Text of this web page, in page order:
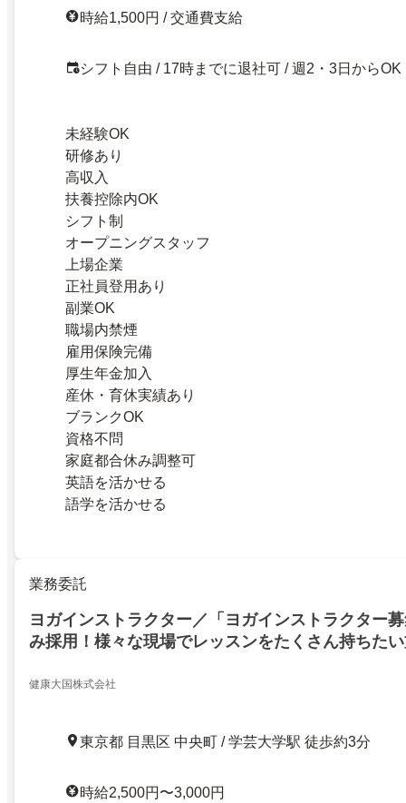
時給1,500円 / 交通費支給
シフト自由 / 17時までに退社可 / 週2・3日からOK
未経験OK
研修あり
高収入
扶養控除内OK
シフト制
オープニングスタッフ
上場企業
正社員登用あり
副業OK
職場内禁煙
雇用保険完備
厚生年金加入
産休・育休実績あり
ブランクOK
資格不問
家庭都合休み調整可
英語を活かせる
語学を活かせる
業務委託
ヨガインストラクター／「ヨガインストラクター
み採用！様々な現場でレッスンをたくさん持ちた
健康大国株式会社
東京都 目黒区 中央町 / 学芸大学駅 徒歩約3分
時給2,500円〜3,000円